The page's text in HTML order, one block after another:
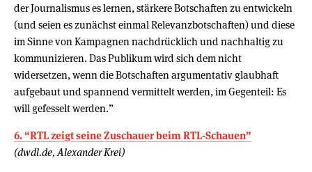
der Journalismus es lernen, stärkere Botschaften zu entwickeln
(und seien es zunächst einmal Relevanzbotschaften) und diese
im Sinne von Kampagnen nachdrücklich und nachhaltig zu
kommunizieren. Das Publikum wird sich dem nicht
widersetzen, wenn die Botschaften argumentativ glaubhaft
aufgebaut und spannend vermittelt werden, im Gegenteil: Es
will gefesselt werden.”
6. “RTL zeigt seine Zuschauer beim RTL-Schauen”
(dwdl.de, Alexander Krei)